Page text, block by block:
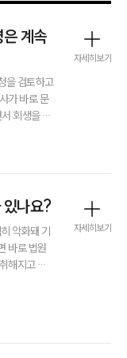
계속
을 검토하고
가 바로 문
회생을 진
자세히보기
있나요?
해지고 경
자세히보기